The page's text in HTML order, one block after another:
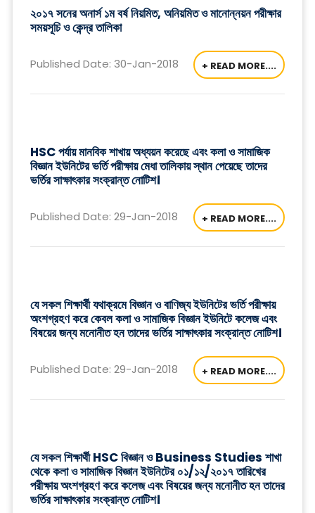
২০১৭ সনের অনার্স ১ম বর্ষ নিয়মিত, অনিয়মিত ও মানোন্নয়ন পরীক্ষার
সময়সূচি ও কেন্দ্র তালিকা
Published Date: 30-Jan-2018 + READ MORE....
HSC পর্যায় মানবিক শাখায় অধ্যয়ন করেছে এবং কলা ও সামাজিক
বিজ্ঞান ইউনিটের ভর্তি পরীক্ষায় মেধা তালিকায় স্থান পেয়েছে তাদের
ভর্তির সাক্ষাৎকার সংক্রান্ত নোটিশ।
Published Date: 29-Jan-2018 + READ MORE....
যে সকল শিক্ষার্থী যথাক্রমে বিজ্ঞান ও বাণিজ্য ইউনিটের ভর্তি পরীক্ষায়
অংশগ্রহণ করে কেবল কলা ও সামাজিক বিজ্ঞান ইউনিটে কলেজ এবং
বিষয়ের জন্য মনোনীত হন তাদের ভর্তির সাক্ষাৎকার সংক্রান্ত নোটিশ।
Published Date: 29-Jan-2018 + READ MORE....
যে সকল শিক্ষার্থী HSC বিজ্ঞান ও Business Studies শাখা
থেকে কলা ও সামাজিক বিজ্ঞান ইউনিটের ০১/১২/২০১৭ তারিখের
পরীক্ষায় অংশগ্রহণ করে কলেজ এবং বিষয়ের জন্য মনোনীত হন তাদের
ভর্তির সাক্ষাৎকার সংক্রান্ত নোটিশ।